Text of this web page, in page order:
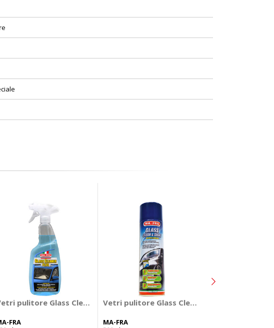
& Degreaser - MA-FRA
pulitore Glass Cleaner Plus - MA-FRA
FRA
Vetri pulitore Glass Clean & Shine - MA-FRA
MA-FRA